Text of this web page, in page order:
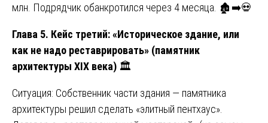
млн. Подрядчик обанкротился через 4 месяца. 🏚️➡️💀
Глава 5. Кейс третий: «Историческое здание, или
как не надо реставрировать» (памятник
архитектуры XIX века) 🏛️
Ситуация: Собственник части здания — памятника
архитектуры решил сделать «элитный пентхаус».